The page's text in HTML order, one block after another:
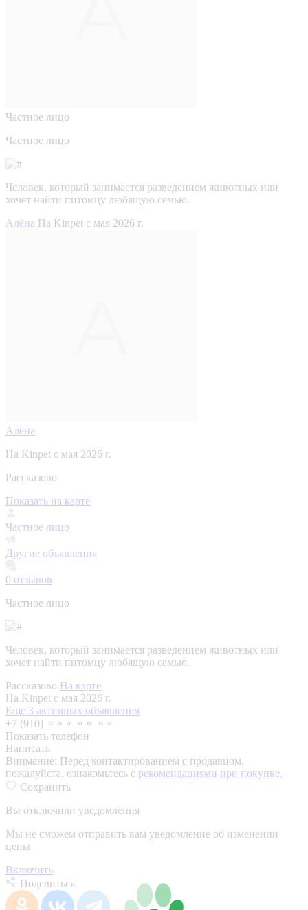
Частное лицо
Частное лицо
Человек, который занимается разведением животных или
хочет найти питомцу любящую семью.
Алёна На Kinpet c мая 2026 г.
Алёна
На Kinpet c мая 2026 г.
Рассказово
Показать на карте
Частное лицо
Другие объявления
0 отзывов
Частное лицо
Человек, который занимается разведением животных или
хочет найти питомцу любящую семью.
Рассказово На карте
На Kinpet c мая 2026 г.
Еще 3 активных объявления
+7 (910) ⚬⚬⚬ ⚬⚬ ⚬⚬
Показать телефон
Написать
Внимание: Перед контактированием с продавцом,
пожалуйста, ознакомьтесь с рекомендациями при покупке.
Сохранить
Вы отключили уведомления
Мы не сможем отправить вам уведомление об изменении
цены
Включить
Поделиться